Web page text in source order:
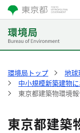
環境局トップ
地球
中小規模新築建物
東京都建築物環境
東京都建築